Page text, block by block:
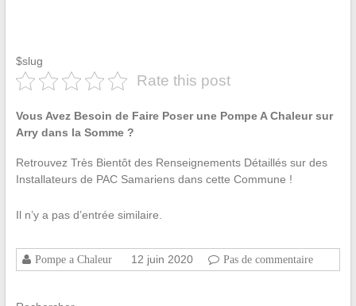
$slug
Rate this post
Vous Avez Besoin de Faire Poser une Pompe A Chaleur sur
Arry dans la Somme ?
Retrouvez Très Bientôt des Renseignements Détaillés sur des
Installateurs de PAC Samariens dans cette Commune !
Il n’y a pas d’entrée similaire.
Pompe a Chaleur 12 juin 2020 Pas de commentaire